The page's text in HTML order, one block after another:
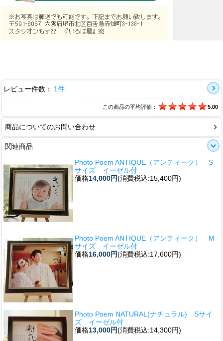
レビュー件数： 1件
この商品の平均評価： 5.00
商品についてのお問い合わせ
関連商品
Photo Poem ANTIQUE（アンティーク） S
サイズ イーゼル付
価格14,000円(消費税込:15,400円)
Photo Poem ANTIQUE（アンティーク） M
サイズ イーゼル付
価格16,000円(消費税込:17,600円)
Photo Poem NATURAL(ナチュラル) Sサイ
ズ イーゼル付
価格13,000円(消費税込:14,300円)